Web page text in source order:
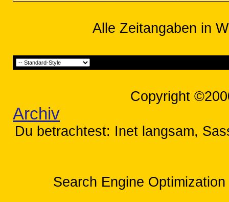
Alle Zeitangaben in
Copyright
Archiv
Du betrachtest: Inet langsam,
Search Engine